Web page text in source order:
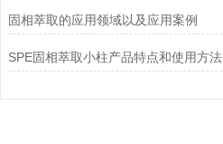
固相萃取的应用领域以及应用案例
SPE固相萃取小柱产品特点和使用方法